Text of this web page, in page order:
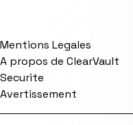
Mentions Legales
A propos de ClearVault
Securite
Avertissement